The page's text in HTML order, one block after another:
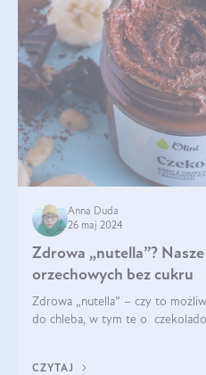
Anna Duda
26 maj 2024
Zdrowa „nutella”?
orzechowych bez cukru
Zdrowa „nutella” – czy to
do chleba, w tym te o
CZYTAJ